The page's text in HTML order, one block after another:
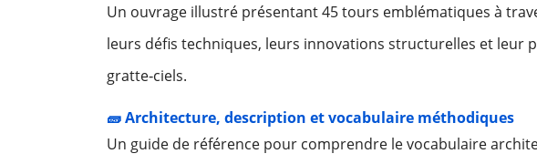
Un ouvrage illustré présentant 45 tours emblématiques à
leurs défis techniques, leurs innovations structurelles et leur
gratte‑ciels.
🧱 Architecture, description et vocabulaire méthodiques
Un guide de référence pour comprendre le vocabulaire